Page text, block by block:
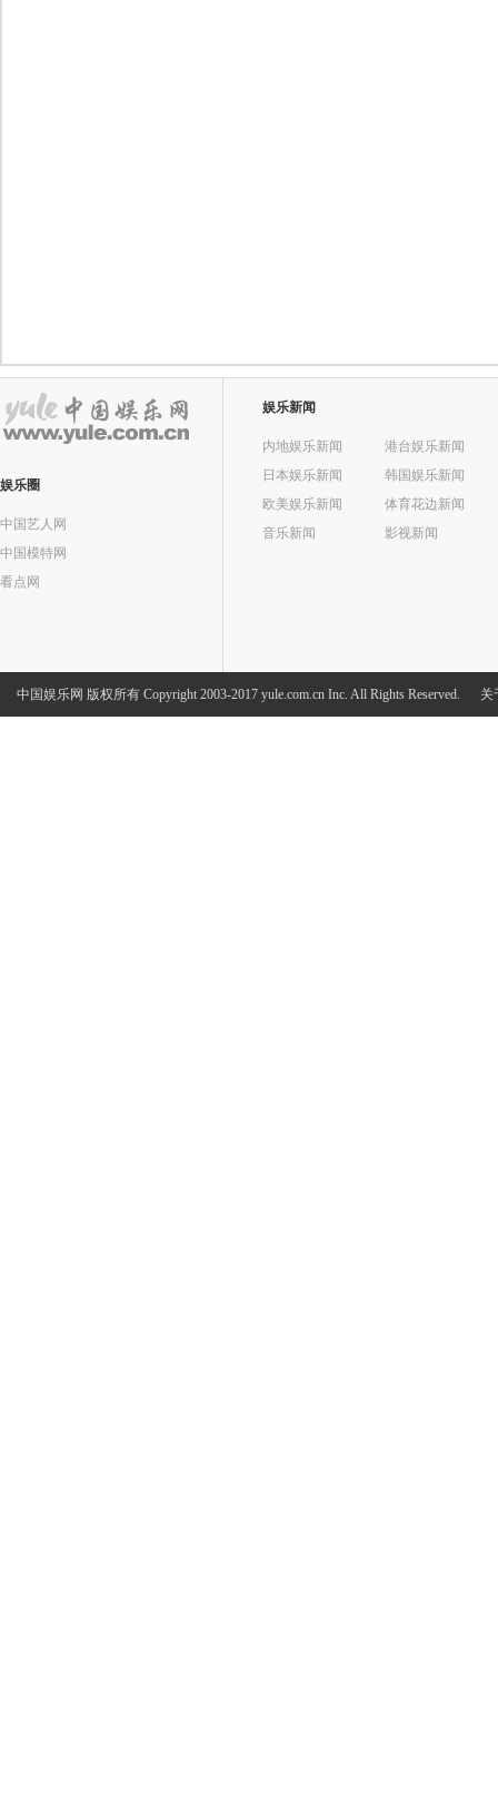
娱乐圈
中国艺人网
中国模特网
看点网
娱乐新闻
内地娱乐新闻
港台娱乐新闻
日本娱乐新闻
韩国娱乐新闻
欧美娱乐新闻
体育花边新闻
音乐新闻
影视新闻
中国娱乐网 版权所有 Copyright 2003-2017 yule.com.cn Inc. All Rights Reserved. 关